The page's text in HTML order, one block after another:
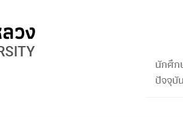
นักศึก
ปัจจุบัน